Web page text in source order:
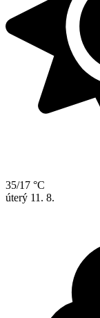
35/17 °C
úterý 11. 8.